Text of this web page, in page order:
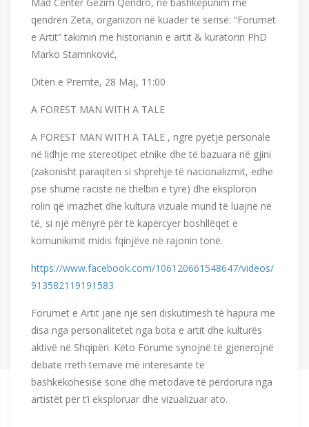
qendrën Zeta, organizon në kuadër të serisë: “Forumet
e Artit” takimin me historianin e artit & kuratorin PhD
Marko Stamnković,
Ditën e Premte, 28 Maj, 11:00
A FOREST MAN WITH A TALE
A FOREST MAN WITH A TALE , ngre pyetje personale
në lidhje me stereotipet etnike dhe të bazuara në gjini
(zakonisht paraqiten si shprehje të nacionalizmit, edhe
pse shumë raciste në thelbin e tyre) dhe eksploron
rolin që imazhet dhe kultura vizuale mund të luajnë në
të, si një mënyrë për të kapërcyer boshllëqet e
komunikimit midis fqinjëve në rajonin tonë.
https://www.facebook.com/106120661548647/videos/
913582119191583
Forumet e Artit janë një seri diskutimesh të hapura me
disa nga personalitetet nga bota e artit dhe kulturës
aktivë në Shqipëri. Këto Forume synojnë të gjenerojnë
debate rreth temave më interesante të
bashkëkohësisë sonë dhe metodave të përdorura nga
artistët për t’i eksploruar dhe vizualizuar ato.